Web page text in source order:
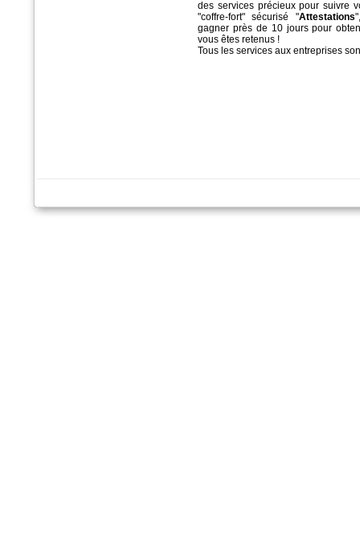
des services précieux pour suivre
"coffre-fort" sécurisé "Attestations
gagner près de 10 jours pour
vous êtes retenus !
Tous les services aux entreprises